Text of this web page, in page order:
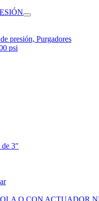
presión, Purgadores
psi
3″